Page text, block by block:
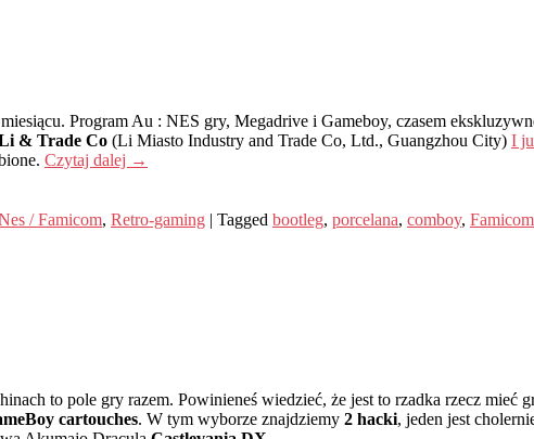
Program Au : NES gry, Megadrive i Gameboy, czasem
& Trade Co (Li Miasto Industry and Trade Co, Ltd., Guangzhou City) I
Czytaj dalej →
/ Famicom, Retro-gaming | Tagged bootleg, porcelana, comboy, Famicom
to pole gry razem. Powinieneś wiedzieć, że jest to rzadka rzecz mieć
cartouches. W tym wyborze znajdziemy 2 hacki, jeden jest